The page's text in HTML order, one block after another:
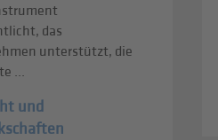
das
unterstützt, die
...
und